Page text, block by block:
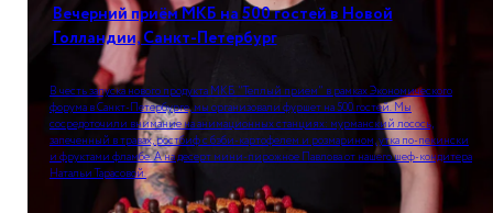
Вечерний приём МКБ на 500 гостей в Новой
Голландии, Санкт-Петербург
В честь запуска нового продукта МКБ "Теплый прием" в рамках Экономического
форума в Санкт-Петербурге, мы организовали фуршет на 500 гостей. Мы
сосредоточили внимание на анимационных станциях: мурманский лосось,
запеченный в травах, ростбиф с бэби-картофелем и розмарином, утка по-пекински
и фруктами фламбе. А на десерт мини-пирожное Павлова от нашего шеф-кондитера
Натальи Тарасовой.